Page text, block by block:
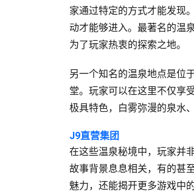
家通过特定的方式才能发现
动才能够进入。最著名的温
为了玩家热衷的探索之地。
另一个知名的温泉地点是位
堂。玩家可以在这里不仅享
极具特色，白雾弥漫的泉水
J9直营集团
在这些温泉秘境中，玩家并
故事背景息息相关，有的甚
魅力，还能揭开更多游戏中的